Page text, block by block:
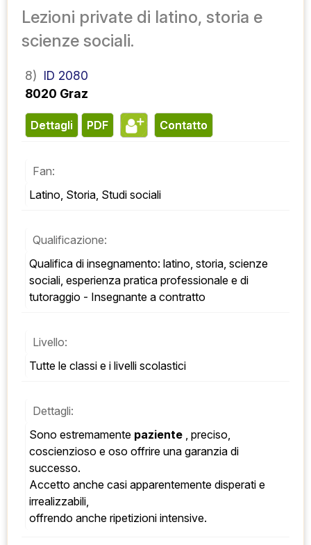
Lezioni private di latino, storia e
scienze sociali.
8) ID 2080
8020 Graz
Dettagli PDF contatto
Fan:
Latino, Storia, Studi sociali
Qualificazione:
Qualifica di insegnamento: latino, storia, scienze
sociali, esperienza pratica professionale e di
tutoraggio - Insegnante a contratto
Livello:
Tutte le classi e i livelli scolastici
Dettagli:
Sono estremamente paziente , preciso,
coscienzioso e oso offrire una garanzia di
successo.
Accetto anche casi apparentemente disperati e
irrealizzabili,
offrendo anche ripetizioni intensive.